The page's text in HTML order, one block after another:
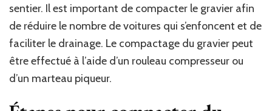
sentier. Il est important de compacter le gravier afin
de réduire le nombre de voitures qui s’enfoncent et de
faciliter le drainage. Le compactage du gravier peut
être effectué à l’aide d’un rouleau compresseur ou
d’un marteau piqueur.